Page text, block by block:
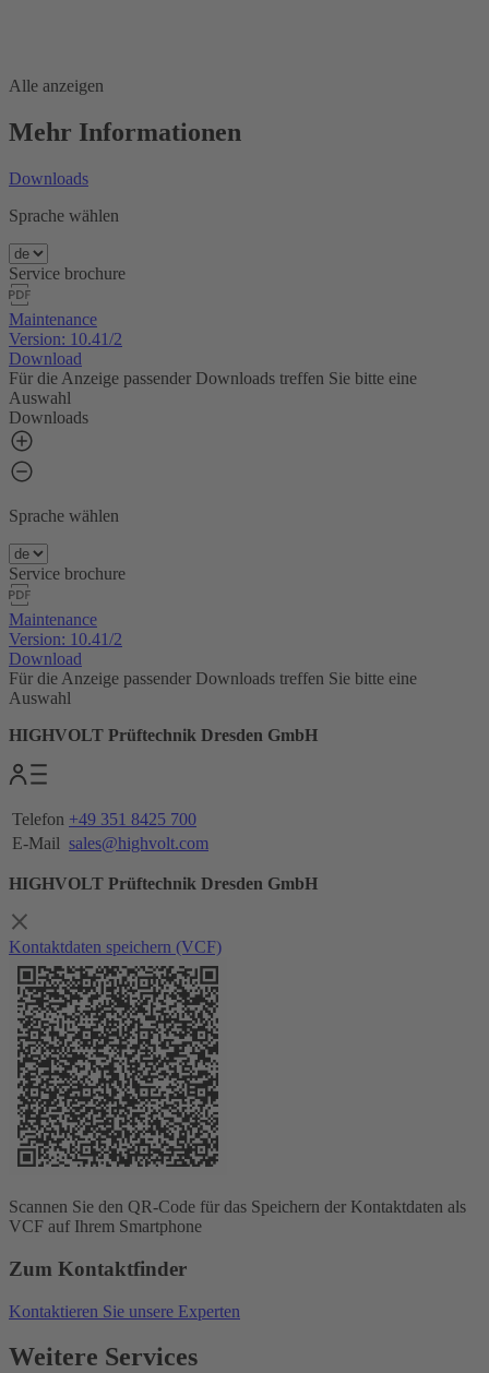
Alle anzeigen
Mehr Informationen
Downloads
Sprache wählen
Service brochure
Maintenance
Version: 10.41/2
Download
Für die Anzeige passender Downloads treffen Sie bitte eine
Auswahl
Downloads
Sprache wählen
Service brochure
Maintenance
Version: 10.41/2
Download
Für die Anzeige passender Downloads treffen Sie bitte eine
Auswahl
HIGHVOLT Prüftechnik Dresden GmbH
Telefon +49 351 8425 700
E-Mail sales@highvolt.com
HIGHVOLT Prüftechnik Dresden GmbH
Kontaktdaten speichern (VCF)
Scannen Sie den QR-Code für das Speichern der Kontaktdaten als
VCF auf Ihrem Smartphone
Zum Kontaktfinder
Kontaktieren Sie unsere Experten
Weitere Services